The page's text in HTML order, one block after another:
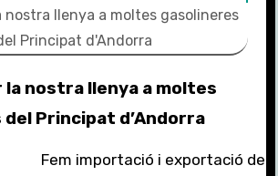
nostra llenya a moltes gasolineres
Principat d'Andorra
Principat d’Andorra